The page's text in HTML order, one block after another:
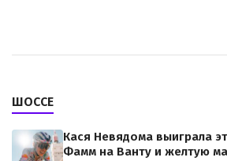
ШОССЕ
Кася Невядома выиграла
Фамм на Ванту и желтую